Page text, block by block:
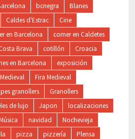
bcnegra
Blanes
Caldes d'Estrac
Cine
en Barcelona
comer en Caldetes
Brava cotillón
Croacia
en Barcelona
exposición
Fira Medieval
granollers
Granollers
de lujo Japon
localizaciones
navidad
Nochevieja
pizza pizzería
Plensa